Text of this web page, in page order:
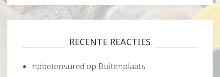
RECENTE REACTIES
npbetensured op Buitenplaats